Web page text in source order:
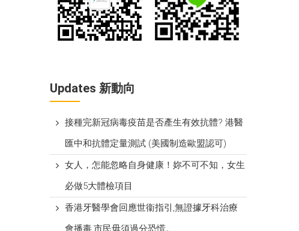
Updates 新動向
接種完新冠病毒疫苗是否產生有效抗體? 港醫
匯中和抗體定量測試 (美國制造歐盟認可)
女人，怎能忽略自身健康！妳不可不知，女生
必做5大體檢項目
香港牙醫學會回應世衞指引,無證據牙科治療
會播毒,市民毋須過分恐慌。